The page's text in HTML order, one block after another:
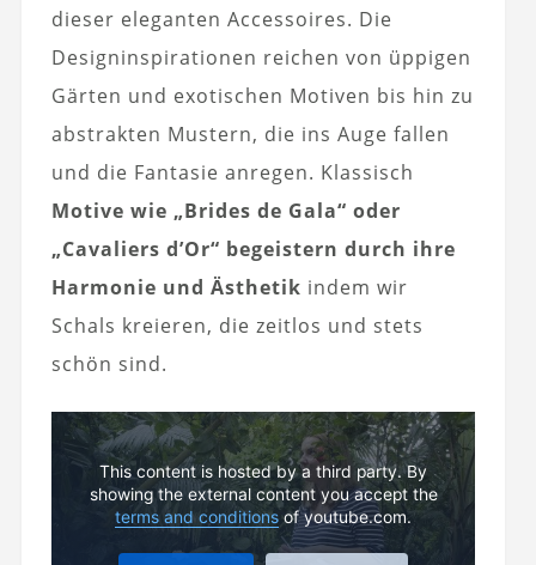
dieser eleganten Accessoires. Die
Designinspirationen reichen von üppigen
Gärten und exotischen Motiven bis hin zu
abstrakten Mustern, die ins Auge fallen
und die Fantasie anregen. Klassisch
Motive wie „Brides de Gala“ oder
„Cavaliers d’Or“ begeistern durch ihre
Harmonie und Ästhetik indem wir
Schals kreieren, die zeitlos und stets
schön sind.
This content is hosted by a third party. By
showing the external content you accept the
terms and conditionsof youtube.com.